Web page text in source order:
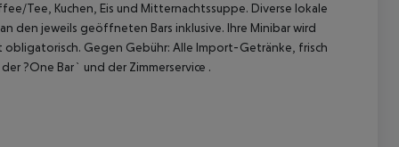
Tee, Kuchen, Eis und Mitternachtssuppe. Diverse lokale
den jeweils geöffneten Bars inklusive. Ihre Minibar wird
obligatorisch. Gegen Gebühr: Alle Import-Getränke, frisch
?One Bar` und der Zimmerservice .